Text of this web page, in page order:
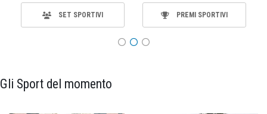
SET SPORTIVI PREMI SPORTIVI
Gli Sport del momento